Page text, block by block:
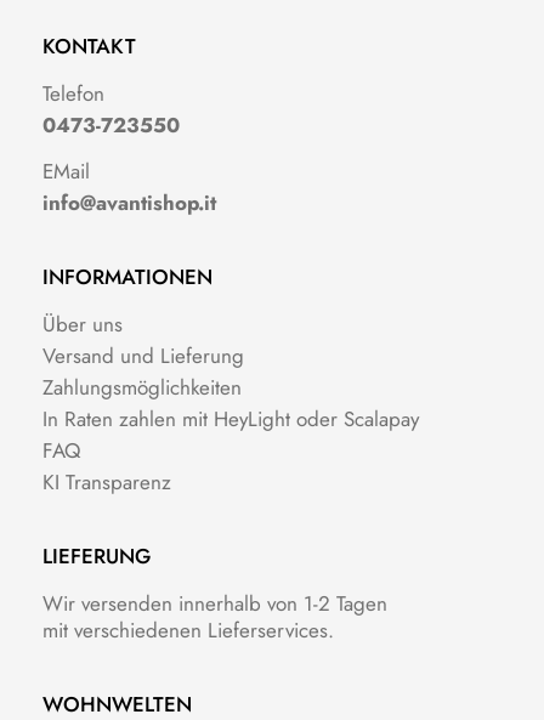
KONTAKT
Telefon
0473-723550
EMail
info@avantishop.it
INFORMATIONEN
Über uns
Versand und Lieferung
Zahlungsmöglichkeiten
In Raten zahlen mit HeyLight oder Scalapay
FAQ
KI Transparenz
LIEFERUNG
Wir versenden innerhalb von 1-2 Tagen
mit verschiedenen Lieferservices.
WOHNWELTEN